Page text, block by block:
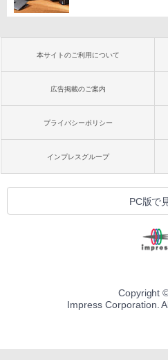
本サイトのご利用について
広告掲載のご案内
プライバシーポリシー
インプレスグループ
PC版で
Copyright
Impress Corporation.